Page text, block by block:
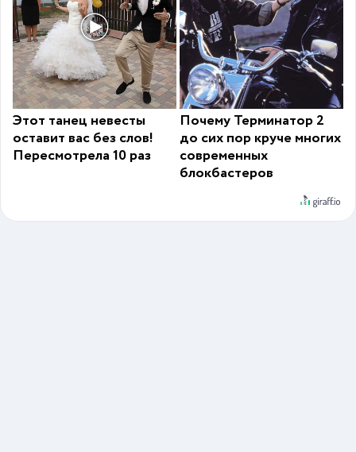
Этот танец невесты
оставит вас без слов!
Пересмотрела 10 раз
Почему Терминатор 2
до сих пор круче многих
современных
блокбастеров